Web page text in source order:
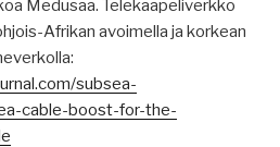
Medusaa. Telekaapeliverkko
Afrikan avoimella ja korkean
subsea-
cable-boost-for-the-